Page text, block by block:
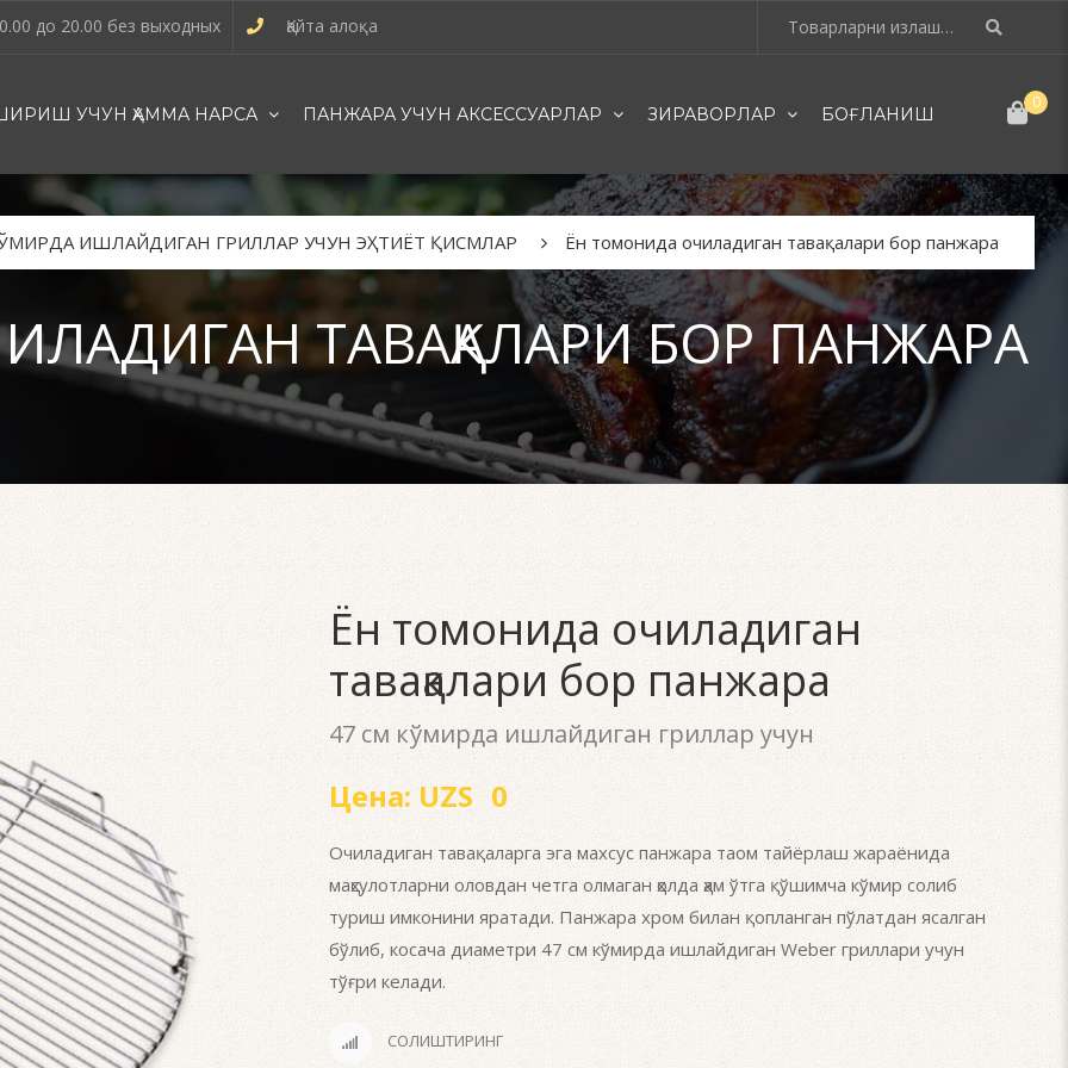
до 20.00 без выходных Қайта алоқа
УЧУН ҲАММА НАРСА ПАНЖАРА УЧУН АКСЕССУАРЛАР ЗИРАВОРЛАР БОҒЛАНИШ
0
ТАВАҚАЛАРИ БОР ПАНЖАРА
ИШЛАЙДИГАН ГРИЛЛАР УЧУН ЭҲТИЁТ ҚИСМЛАР Ён томонида очиладиган тавақалари бор панжара
Ён томонида очиладиган
тавақалари бор панжара
47 см кўмирда ишлайдиган гриллар учун
Цена: UZS 0
Очиладиган тавақаларга эга махсус панжара таом тайёрлаш жараёнида
маҳсулотларни оловдан четга олмаган ҳолда ҳам ўтга қўшимча кўмир солиб
туриш имконини яратади. Панжара хром билан қопланган пўлатдан ясалган
бўлиб, косача диаметри 47 см кўмирда ишлайдиган Weber гриллари учун
тўғри келади.
СОЛИШТИРИНГ